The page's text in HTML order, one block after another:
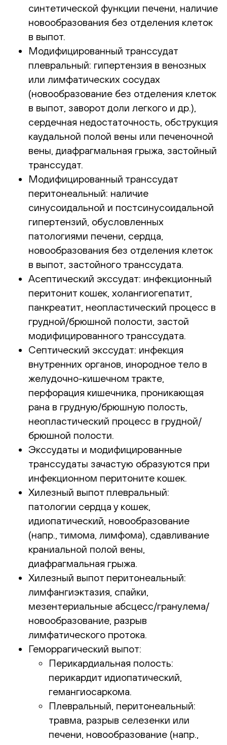
синтетической функции печени, наличие
новообразования без отделения клеток
в выпот.
Модифицированный транссудат
плевральный: гипертензия в венозных
или лимфатических сосудах
(новообразование без отделения клеток
в выпот, заворот доли легкого и др.),
сердечная недостаточность, обструкция
каудальной полой вены или печеночной
вены, диафрагмальная грыжа, застойный
транссудат.
Модифицированный транссудат
перитонеальный: наличие
синусоидальной и постсинусоидальной
гипертензий, обусловленных
патологиями печени, сердца,
новообразования без отделения клеток
в выпот, застойного транссудата.
Асептический экссудат: инфекционный
перитонит кошек, холангиогепатит,
панкреатит, неопластический процесс в
грудной/брюшной полости, застой
модифицированного транссудата.
Септический экссудат: инфекция
внутренних органов, инородное тело в
желудочно-кишечном тракте,
перфорация кишечника, проникающая
рана в грудную/брюшную полость,
неопластический процесс в грудной/
брюшной полости.
Экссудаты и модифицированные
транссудаты зачастую образуются при
инфекционном перитоните кошек.
Хилезный выпот плевральный:
патологии сердца у кошек,
идиопатический, новообразование
(напр., тимома, лимфома), сдавливание
краниальной полой вены,
диафрагмальная грыжа.
Хилезный выпот перитонеальный:
лимфангиэктазия, спайки,
мезентериальные абсцесс/гранулема/
новообразование, разрыв
лимфатического протока.
Геморрагический выпот:
Перикардиальная полость:
перикардит идиопатический,
гемангиосаркома.
Плевральный, перитонеальный:
травма, разрыв селезенки или
печени, новообразование (напр.,